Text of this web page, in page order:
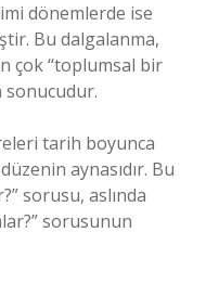
dönemlerde ise
Bu dalgalanma,
çok “toplumsal bir
sonucudur.
tarih boyunca
aynasıdır. Bu
sorusu, aslında
sorusunun